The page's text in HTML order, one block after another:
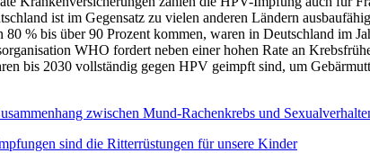
ist im Gegensatz zu vielen anderen Ländern
% bis über 90 Prozent kommen, waren in Deutschland im
WHO fordert neben einer hohen Rate an
bis 2030 vollständig gegen HPV geimpft sind, um
zwischen Mund-Rachenkrebs und
sind die Ritterrüstungen für unsere Kinder